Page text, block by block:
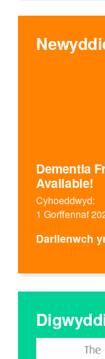
Dementia
Available!
Cyhoeddwyd:
1 Gorffennaf
Darllenwch